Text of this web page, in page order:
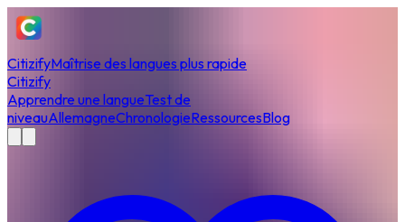
CitizifyMaîtrise des langues plus rapide
Citizify
Apprendre une langueTest de
niveauAllemagneChronologieRessourcesBlog